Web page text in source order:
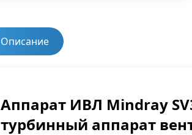
Описание
Аппарат ИВЛ Mindray
турбинный аппарат